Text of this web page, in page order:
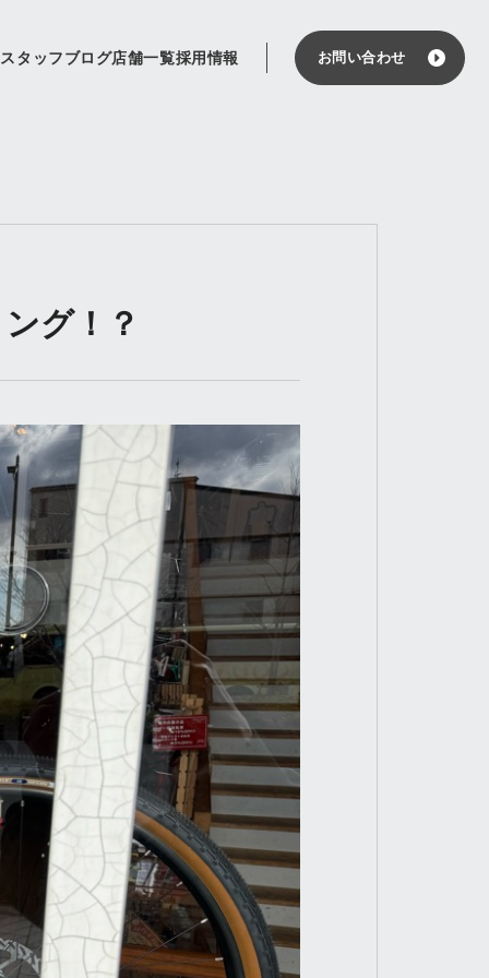
スタッフブログ店舗一覧採用情報 お問い合わせ
グ！？